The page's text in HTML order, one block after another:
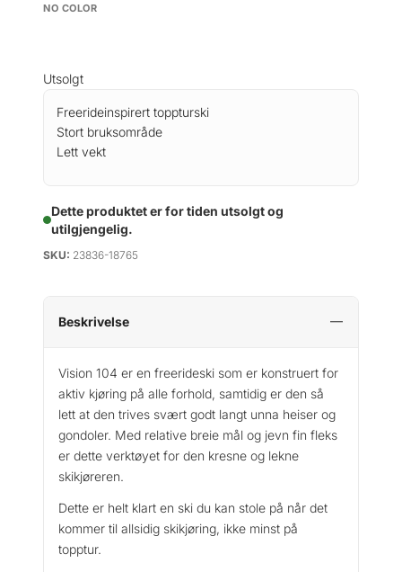
NO COLOR
Utsolgt
Freerideinspirert toppturski
Stort bruksområde
Lett vekt
Dette produktet er for tiden utsolgt og
utilgjengelig.
SKU: 23836-18765
Beskrivelse
Vision 104 er en freerideski som er konstruert for
aktiv kjøring på alle forhold, samtidig er den så
lett at den trives svært godt langt unna heiser og
gondoler. Med relative breie mål og jevn fin fleks
er dette verktøyet for den kresne og lekne
skikjøreren.
Dette er helt klart en ski du kan stole på når det
kommer til allsidig skikjøring, ikke minst på
topptur.